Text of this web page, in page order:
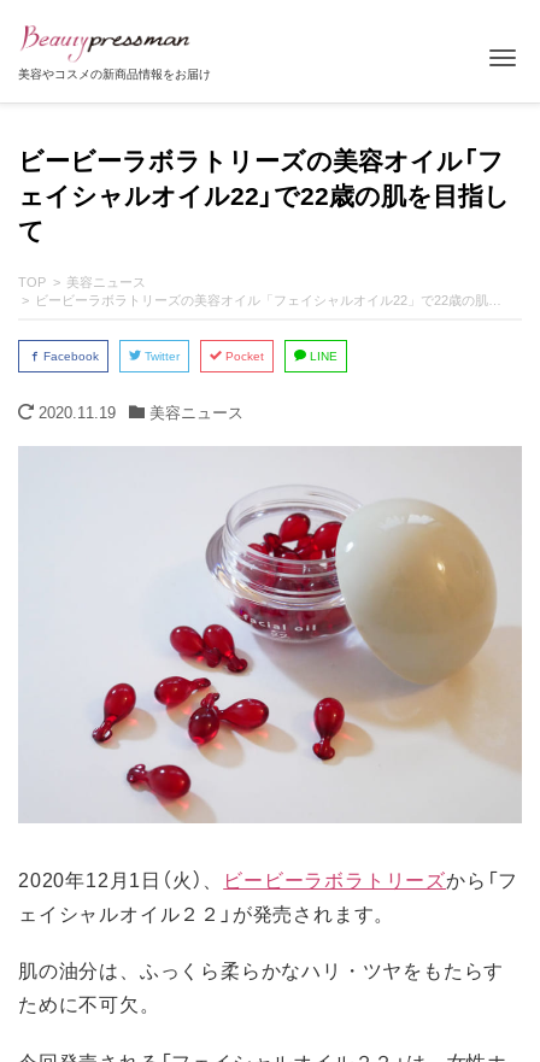
美容やコスメの新商品情報をお届け
ビービーラボラトリーズの美容オイル「フ
ェイシャルオイル22」で22歳の肌を目指し
て
TOP
美容ニュース
ビービーラボラトリーズの美容オイル「フェイシャルオイル22」で22歳の肌を目指して
Facebook Twitter Pocket LINE
2020.11.19 美容ニュース
2020年12月1日（火）、 ビービーラボラトリーズから「フ
ェイシャルオイル２２」が発売されます。
肌の油分は、ふっくら柔らかなハリ・ツヤをもたらす
ために不可欠。